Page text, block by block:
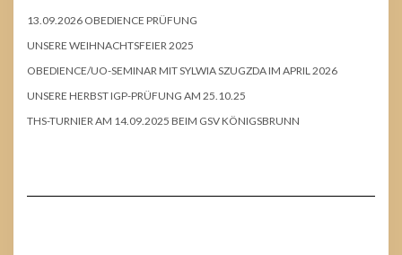
13.09.2026 OBEDIENCE PRÜFUNG
UNSERE WEIHNACHTSFEIER 2025
OBEDIENCE/UO-SEMINAR MIT SYLWIA SZUGZDA IM APRIL 2026
UNSERE HERBST IGP-PRÜFUNG AM 25.10.25
THS-TURNIER AM 14.09.2025 BEIM GSV KÖNIGSBRUNN